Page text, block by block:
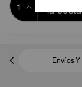
la cesta
Envíos